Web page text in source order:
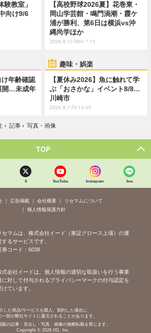
験教室」
向け9/6
【高校野球2026夏】花巻東・
岡山学芸館・鳴門渦潮・霞ケ
浦が勝利、第6日は横浜vs沖
縄尚学ほか
2026.8.10 Mon 7:15
年齢確認
開…未成年
趣味・娯楽
【夏休み2026】魚に触れて学
ぶ「おさかな」イベント8/8…
川崎市
2026.8.7 Fri 10:45
› 記事 › 写真・画像
TOP
X YouTube Instagram line
広告掲載 会社概要
リセマムについて
個人情報保護方針
セマムは、株式会社イード（東証グロース上場）の運
するサービスです。
券コード：6038
式会社イードは、個人情報の適切な取扱いを行う事業
に対して付与されるプライバシーマークの付与認定を
けています。
した商品/サービスを購入、契約した場合に、
一部が弊社サイトに還元されることがあります。
載の記事・見出し・写真・画像の無断転載を禁じます。
Copyright © 2026 IID, Inc.